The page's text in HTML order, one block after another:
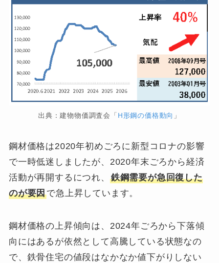
出典：建物物価調査会「 H形鋼の価格動向 」
鋼材価格は2020年初めごろに新型コロナの影響
で一時低迷しましたが、2020年末ごろから経済
活動が再開するにつれ、 鉄鋼需要が急回復した
のが要因で急上昇しています。
鋼材価格の上昇傾向は、2024年ごろから下落傾
向にはあるが依然として高騰している状態なの
で、鉄骨住宅の値段はなかなか値下がりしない